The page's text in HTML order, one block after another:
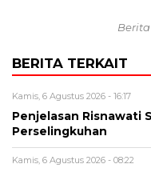
BERITA TERKAIT
Kamis, 6 Agustus 2026 - 16:17
Penjelasan Risnawati
Perselingkuhan
Kamis, 6 Agustus 2026 - 08:22